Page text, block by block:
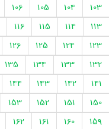
103
104
105
106
113
114
115
116
123
124
125
126
132
133
134
135
141
142
143
144
150
151
152
153
159
160
161
162